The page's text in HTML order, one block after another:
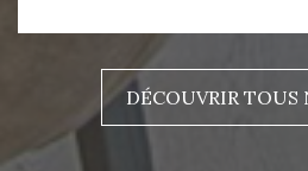
Chauffage, eau chaude
N'hesitez pas à nous contacter
DÉCOUVRIR TOUS